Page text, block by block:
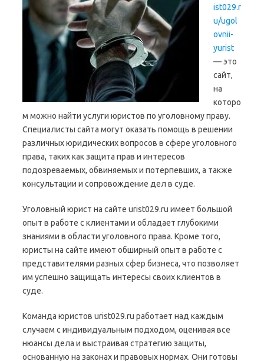
ist029.r
u/ugol
ovnii-
yurist
— это
сайт,
на
которо
м можно найти услуги юристов по уголовному праву.
Специалисты сайта могут оказать помощь в решении
различных юридических вопросов в сфере уголовного
права, таких как защита прав и интересов
подозреваемых, обвиняемых и потерпевших, а также
консультации и сопровождение дел в суде.
Уголовный юрист на сайте urist029.ru имеет большой
опыт в работе с клиентами и обладает глубокими
знаниями в области уголовного права. Кроме того,
юристы на сайте имеют обширный опыт в работе с
представителями разных сфер бизнеса, что позволяет
им успешно защищать интересы своих клиентов в
суде.
Команда юристов urist029.ru работает над каждым
случаем с индивидуальным подходом, оценивая все
нюансы дела и выстраивая стратегию защиты,
основанную на законах и правовых нормах. Они готовы